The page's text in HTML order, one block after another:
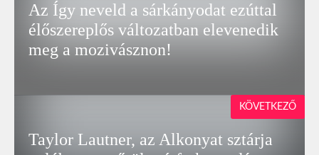
Az Így neveld a sárkányodat ezúttal
élőszereplős változatban elevenedik
meg a mozivásznon!
Taylor Lautner, az Alkonyat sztárja
KÖVETKEZŐ